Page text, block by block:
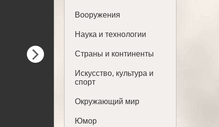
Вооружения
Наука и технологии
Страны и континенты
Искусство, культура и
спорт
Окружающий мир
Юмор